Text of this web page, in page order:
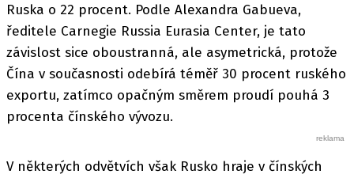
Ruska o 22 procent. Podle Alexandra Gabueva,
ředitele Carnegie Russia Eurasia Center, je tato
závislost sice oboustranná, ale asymetrická, protože
Čína v současnosti odebírá téměř 30 procent ruského
exportu, zatímco opačným směrem proudí pouhá 3
procenta čínského vývozu.
V některých odvětvích však Rusko hraje v čínských